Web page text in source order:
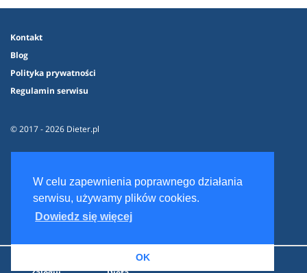
W celu zapewnienia poprawnego działania
serwisu, używamy plików cookies.
Dowiedz się więcej
OK
Kontakt
Blog
Polityka prywatności
Regulamin serwisu
© 2017 - 2026 Dieter.pl